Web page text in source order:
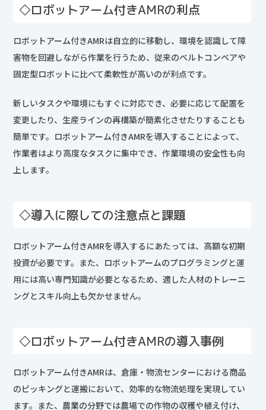
◇ロボットアーム付きAMRの利点
ロボットアーム付きAMRは自立的に移動し、環境を認識して障
害物を回避しながら作業を行うため、従来のベルトコンベアや
固定型ロボットに比べて柔軟性が高いのが利点です。
新しいタスクや環境にもすぐに対応でき、必要に応じて配置を
変更したり、生産ラインの再構築が簡素化させたりすることも
簡単です。ロボットアーム付きAMRを導入することによって、
作業者はより高度なタスクに集中でき、作業環境の安全性も向
上します。
◇導入に際しての注意点と課題
ロボットアーム付きAMRを導入するにあたっては、高額な初期
投資が必要です。また、ロボットアームのプログラミングと運
用には高い専門知識が必要となるため、適した人材のトレーニ
ングとスキル向上も欠かせません。
◇ロボットアーム付きAMRの導入事例
ロボットアーム付きAMRは、倉庫・物流センターにおける商品
のピッキングと運搬において、効率的な物流処理を実現してい
ます。また、農業の分野では農場での作物の収穫や植え付け、